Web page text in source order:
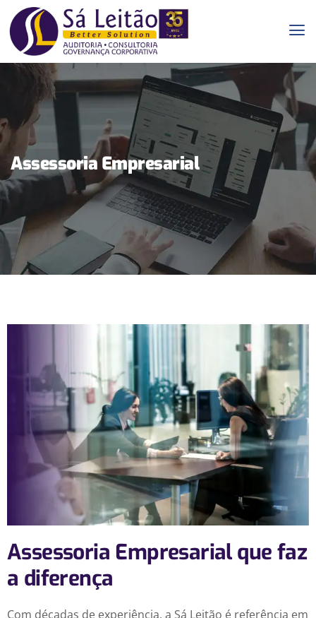
Assessoria Empresarial
Assessoria Empresarial que faz
a diferença
Com décadas de experiência, a Sá Leitão é referência em